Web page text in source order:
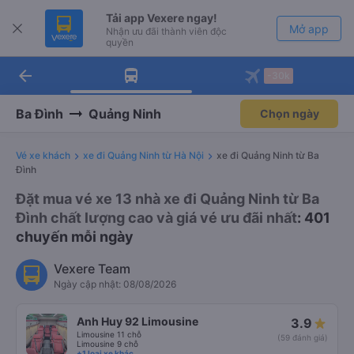
Tải app Vexere ngay!
Nhận ưu đãi thành viên độc
quyền
Mở app
Tải app Vexere
-30k/ghế khi đặt vé máy bay qua
Mở app
arrow_back
Ba Đình Quảng Ninh Chọn ngày
Vé xe khách xe đi Quảng Ninh từ Hà Nội
xe đi Quảng Ninh từ Ba
Đình
Đặt mua vé xe 13 nhà xe đi Quảng Ninh từ Ba
Đình chất lượng cao và giá vé ưu đãi nhất: 401
chuyến mỗi ngày
Vexere Team
Ngày cập nhật: 08/08/2026
Anh Huy 92 Limousine
Limousine 11 chỗ
Limousine 9 chỗ
3.9
(59 đánh giá)